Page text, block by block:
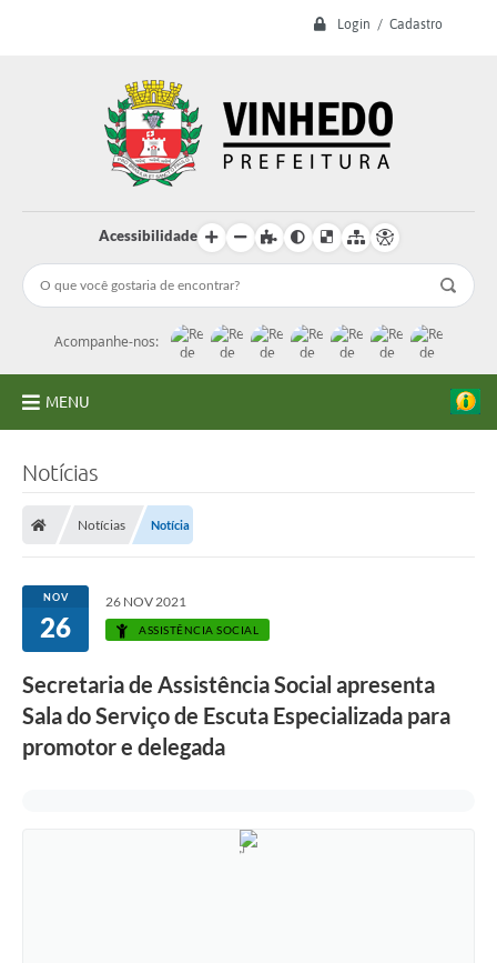
Login / Cadastro
Acessibilidade
Acompanhe-nos:
MENU
Licitações
Transparência
Concursos e Processos Seletivos
Inclusão e Acessibilidade
Notícias
Notícias Notícia
NOV
26
26 NOV 2021
ASSISTÊNCIA SOCIAL
Secretaria de Assistência Social apresenta
Sala do Serviço de Escuta Especializada para
promotor e delegada